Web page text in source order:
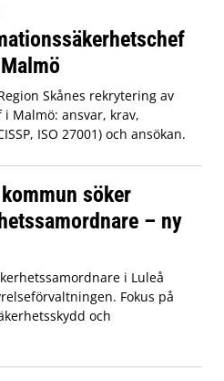
Skånes rekrytering av
Malmö: ansvar, krav,
ISO 27001) och ansökan.
söker
– ny
i Luleå
Fokus på
och